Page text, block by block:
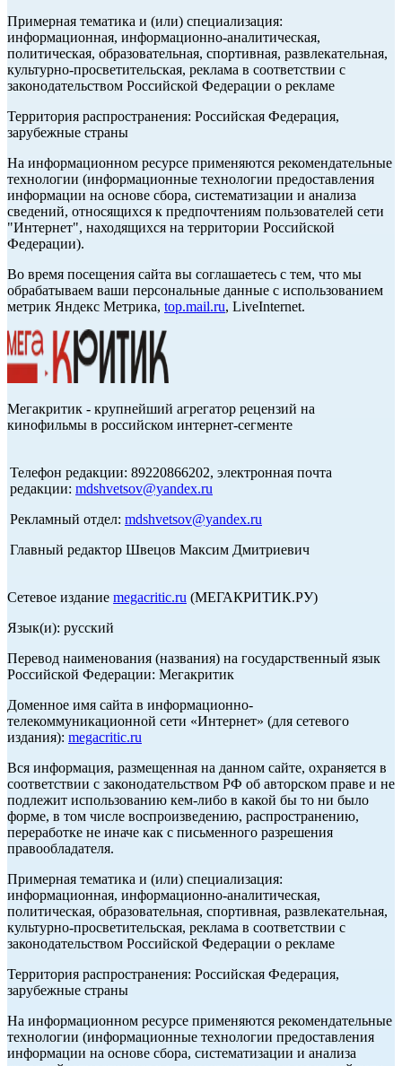
Примерная тематика и (или) специализация:
информационная, информационно-аналитическая,
политическая, образовательная, спортивная, развлекательная,
культурно-просветительская, реклама в соответствии с
законодательством Российской Федерации о рекламе
Территория распространения: Российская Федерация,
зарубежные страны
На информационном ресурсе применяются рекомендательные
технологии (информационные технологии предоставления
информации на основе сбора, систематизации и анализа
сведений, относящихся к предпочтениям пользователей сети
"Интернет", находящихся на территории Российской
Федерации).
Во время посещения сайта вы соглашаетесь с тем, что мы
обрабатываем ваши персональные данные с использованием
метрик Яндекс Метрика, top.mail.ru, LiveInternet.
Мегакритик - крупнейший агрегатор рецензий на
кинофильмы в российском интернет-сегменте
Телефон редакции: 89220866202, электронная почта
редакции: mdshvetsov@yandex.ru
Рекламный отдел: mdshvetsov@yandex.ru
Главный редактор Швецов Максим Дмитриевич
Сетевое издание megacritic.ru (МЕГАКРИТИК.РУ)
Язык(и): русский
Перевод наименования (названия) на государственный язык
Российской Федерации: Мегакритик
Доменное имя сайта в информационно-
телекоммуникационной сети «Интернет» (для сетевого
издания): megacritic.ru
Вся информация, размещенная на данном сайте, охраняется в
соответствии с законодательством РФ об авторском праве и не
подлежит использованию кем-либо в какой бы то ни было
форме, в том числе воспроизведению, распространению,
переработке не иначе как с письменного разрешения
правообладателя.
Примерная тематика и (или) специализация:
информационная, информационно-аналитическая,
политическая, образовательная, спортивная, развлекательная,
культурно-просветительская, реклама в соответствии с
законодательством Российской Федерации о рекламе
Территория распространения: Российская Федерация,
зарубежные страны
На информационном ресурсе применяются рекомендательные
технологии (информационные технологии предоставления
информации на основе сбора, систематизации и анализа